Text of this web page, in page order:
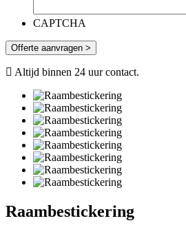
CAPTCHA
Offerte aanvragen >
Altijd binnen 24 uur contact.
Raambestickering